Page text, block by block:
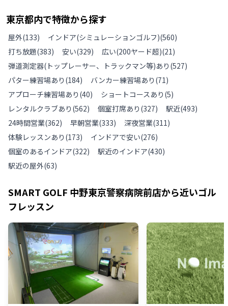
東京都内で特徴から探す
屋外(133) インドア(シミュレーションゴルフ)(560)
打ち放題(383) 安い(329) 広い(200ヤード超)(21)
弾道測定器(トップレーサー、トラックマン等)あり (527)
パター練習場あり (184) バンカー練習場あり (71)
アプローチ練習場あり (40) ショートコースあり (5)
レンタルクラブあり (562) 個室打席あり (327) 駅近(493)
24時間営業(362) 早朝営業(333) 深夜営業(311)
体験レッスンあり (173) インドアで安い(276)
個室のあるインドア(322) 駅近のインドア(430)
駅近の屋外(63)
SMART GOLF 中野東京警察病院前店から近いゴル
フレッスン